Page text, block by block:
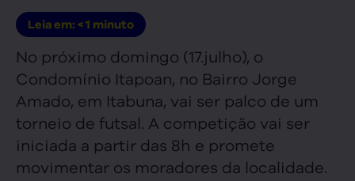
Leia em: < 1 minuto
No próximo domingo (17.julho), o
Condomínio Itapoan, no Bairro Jorge
Amado, em Itabuna, vai ser palco de um
torneio de futsal. A competição vai ser
iniciada a partir das 8h e promete
movimentar os moradores da localidade.